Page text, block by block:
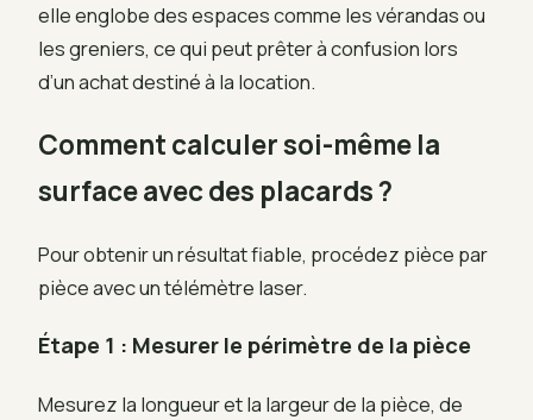
elle englobe des espaces comme les vérandas ou
les greniers, ce qui peut prêter à confusion lors
d’un achat destiné à la location.
Comment calculer soi-même la
surface avec des placards ?
Pour obtenir un résultat fiable, procédez pièce par
pièce avec un télémètre laser.
Étape 1 : Mesurer le périmètre de la pièce
Mesurez la longueur et la largeur de la pièce, de